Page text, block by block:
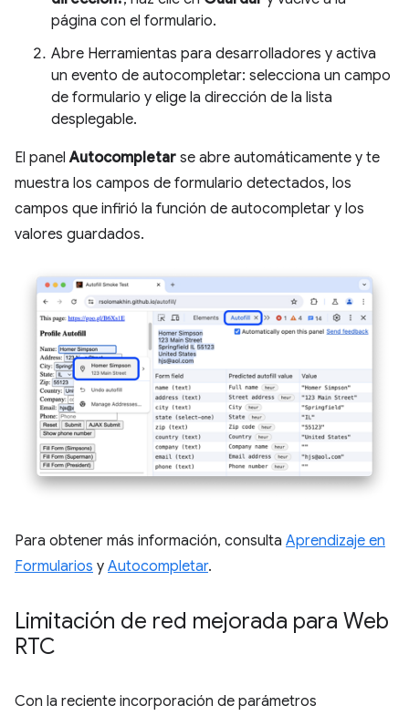
página con el formulario.
Abre Herramientas para desarrolladores y activa
un evento de autocompletar: selecciona un campo
de formulario y elige la dirección de la lista
desplegable.
El panelAutocompletar se abre automáticamente y te
muestra los campos de formulario detectados, los
campos que infirió la función de autocompletar y los
valores guardados.
Para obtener más información, consulta Aprendizaje en
Formularios y Autocompletar.
Limitación de red mejorada para Web
RTC
Con la reciente incorporación de parámetros